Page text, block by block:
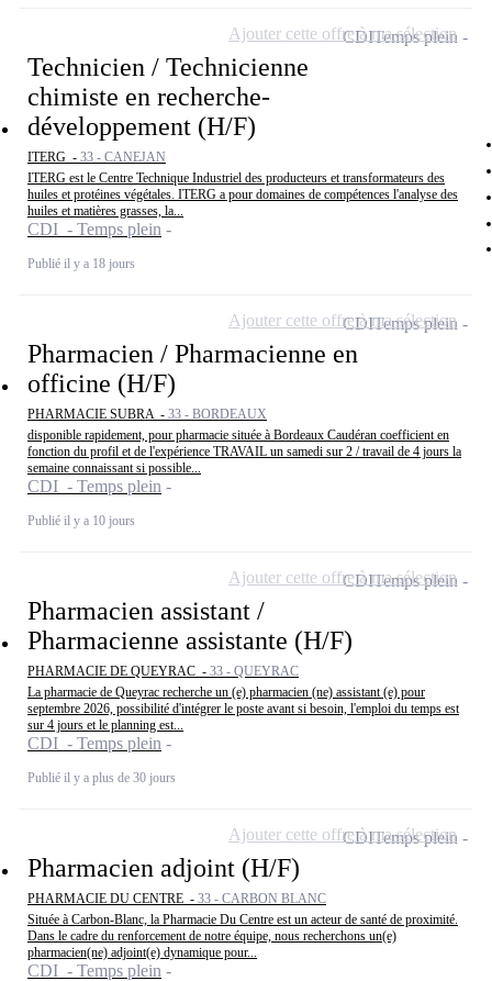
Technicien / Technicienne
chimiste en recherche-
développement (H/F)
ITERG - 33 - CANEJAN
ITERG est le Centre Technique Industriel des producteurs et transformateurs des
huiles et protéines végétales. ITERG a pour domaines de compétences l'analyse des
huiles et matières grasses, la...
CDI - Temps plein
Publié il y a 18 jours
CDITemps plein
Ajouter cette offre à ma sélection
Pharmacien / Pharmacienne en
officine (H/F)
PHARMACIE SUBRA - 33 - BORDEAUX
disponible rapidement, pour pharmacie située à Bordeaux Caudéran coefficient en
fonction du profil et de l'expérience TRAVAIL un samedi sur 2 / travail de 4 jours la
semaine connaissant si possible...
CDI - Temps plein
Publié il y a 10 jours
CDITemps plein
Ajouter cette offre à ma sélection
Pharmacien assistant /
Pharmacienne assistante (H/F)
PHARMACIE DE QUEYRAC - 33 - QUEYRAC
La pharmacie de Queyrac recherche un (e) pharmacien (ne) assistant (e) pour
septembre 2026, possibilité d'intégrer le poste avant si besoin, l'emploi du temps est
sur 4 jours et le planning est...
CDI - Temps plein
Publié il y a plus de 30 jours
CDITemps plein
Ajouter cette offre à ma sélection
Pharmacien adjoint (H/F)
PHARMACIE DU CENTRE - 33 - CARBON BLANC
Située à Carbon-Blanc, la Pharmacie Du Centre est un acteur de santé de proximité.
Dans le cadre du renforcement de notre équipe, nous recherchons un(e)
pharmacien(ne) adjoint(e) dynamique pour...
CDI - Temps plein
CDITemps plein
Ajouter cette offre à ma sélection